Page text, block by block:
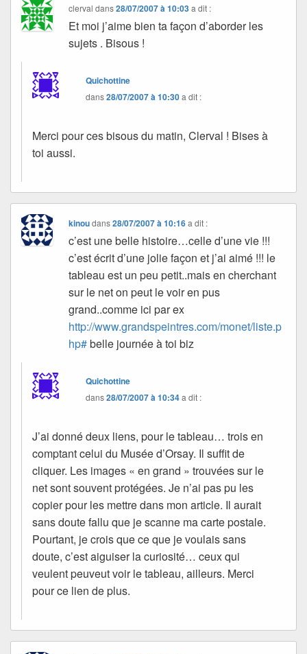
clerval dans28/07/2007 à 10:03 a dit :
Et moi j’aime bien ta façon d’aborder les
sujets . Bisous !
Quichottine
dans28/07/2007 à 10:30a dit :
Merci pour ces bisous du matin, Clerval ! Bises à
toi aussi.
kinoudans28/07/2007 à 10:16 a dit :
c’est une belle histoire…celle d’une vie !!!
c’est écrit d’une jolie façon et j’ai aimé !!! le
tableau est un peu petit..mais en cherchant
sur le net on peut le voir en pus
grand..comme ici par ex
http://www.grandspeintres.com/monet/liste.p
hp#belle journée à toi biz
Quichottine
dans28/07/2007 à 10:34a dit :
J’ai donné deux liens, pour le tableau… trois en
comptant celui du Musée d’Orsay. Il suffit de
cliquer. Les images « en grand » trouvées sur le
net sont souvent protégées. Je n’ai pas pu les
copier pour les mettre dans mon article. Il aurait
sans doute fallu que je scanne ma carte postale.
Pourtant, je crois que ce que je voulais sans
doute, c’est aiguiser la curiosité… ceux qui
veulent peuveut voir le tableau, ailleurs. Merci
pour ce lien de plus.